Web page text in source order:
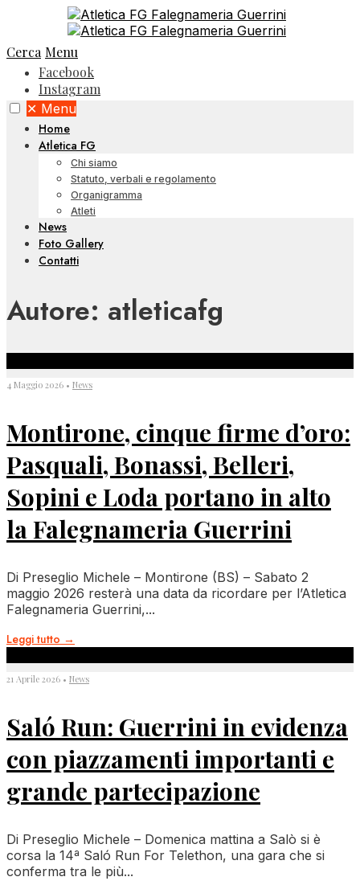
Cerca Menu
Facebook
Instagram
✕ Menu
Home
Atletica FG
Chi siamo
Statuto, verbali e regolamento
Organigramma
Atleti
News
Foto Gallery
Contatti
Autore: atleticafg
4 Maggio 2026 • News
Montirone, cinque firme d’oro:
Pasquali, Bonassi, Belleri,
Sopini e Loda portano in alto
la Falegnameria Guerrini
Di Preseglio Michele – Montirone (BS) – Sabato 2
maggio 2026 resterà una data da ricordare per l’Atletica
Falegnameria Guerrini,...
Leggi tutto →
21 Aprile 2026 • News
Saló Run: Guerrini in evidenza
con piazzamenti importanti e
grande partecipazione
Di Preseglio Michele – Domenica mattina a Salò si è
corsa la 14ª Saló Run For Telethon, una gara che si
conferma tra le più...